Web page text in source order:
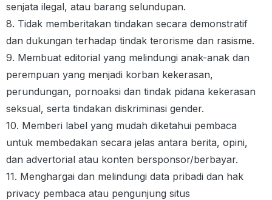
senjata ilegal, atau barang selundupan.
8. Tidak memberitakan tindakan secara demonstratif
dan dukungan terhadap tindak terorisme dan rasisme.
9. Membuat editorial yang melindungi anak-anak dan
perempuan yang menjadi korban kekerasan,
perundungan, pornoaksi dan tindak pidana kekerasan
seksual, serta tindakan diskriminasi gender.
10. Memberi label yang mudah diketahui pembaca
untuk membedakan secara jelas antara berita, opini,
dan advertorial atau konten bersponsor/berbayar.
11. Menghargai dan melindungi data pribadi dan hak
privacy pembaca atau pengunjung situs